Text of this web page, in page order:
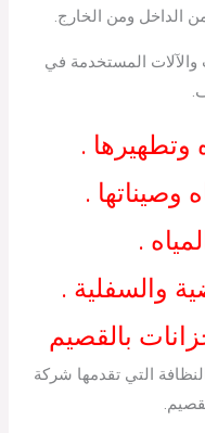
الداخل ومن الخارج.
المستخدمة في
وتطهيرها .
وصيناتها .
.
والسفلية .
بالقصيم
التي تقدمها شركة